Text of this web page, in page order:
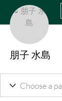
朋子 水島